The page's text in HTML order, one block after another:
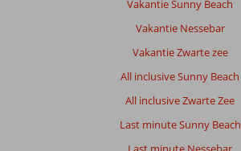
Vakantie Sunny Beach
Vakantie Nessebar
Vakantie Zwarte zee
All inclusive Sunny Beach
All inclusive Zwarte Zee
Last minute Sunny Beach